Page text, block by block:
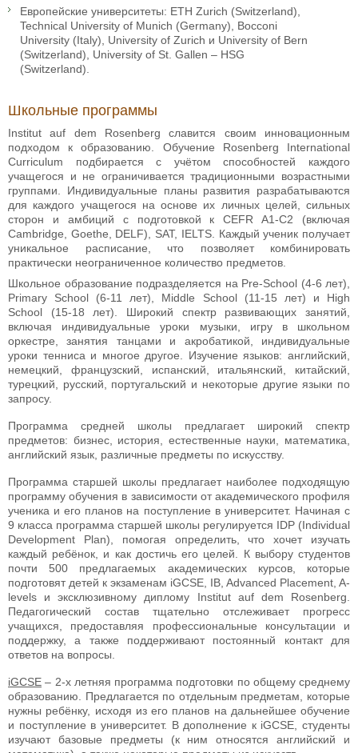
Европейские университеты: ETH Zurich (Switzerland),
Technical University of Munich (Germany), Bocconi
University (Italy), University of Zurich и University of Bern
(Switzerland), University of St. Gallen – HSG
(Switzerland).
Школьные программы
Institut auf dem Rosenberg славится своим инновационным
подходом к образованию. Обучение Rosenberg International
Curriculum подбирается с учётом способностей каждого
учащегося и не ограничивается традиционными возрастными
группами. Индивидуальные планы развития разрабатываются
для каждого учащегося на основе их личных целей, сильных
сторон и амбиций с подготовкой к CEFR A1-C2 (включая
Cambridge, Goethe, DELF), SAT, IELTS. Каждый ученик получает
уникальное расписание, что позволяет комбинировать
практически неограниченное количество предметов.
Школьное образование подразделяется на Pre-School (4-6 лет),
Primary School (6-11 лет), Middle School (11-15 лет) и High
School (15-18 лет). Широкий спектр развивающих занятий,
включая индивидуальные уроки музыки, игру в школьном
оркестре, занятия танцами и акробатикой, индивидуальные
уроки тенниса и многое другое. Изучение языков: английский,
немецкий, французский, испанский, итальянский, китайский,
турецкий, русский, португальский и некоторые другие языки по
запросу.
Программа средней школы предлагает широкий спектр
предметов: бизнес, история, естественные науки, математика,
английский язык, различные предметы по искусству.
Программа старшей школы предлагает наиболее подходящую
программу обучения в зависимости от академического профиля
ученика и его планов на поступление в университет. Начиная с
9 класса программа старшей школы регулируется IDP (Individual
Development Plan), помогая определить, что хочет изучать
каждый ребёнок, и как достичь его целей. К выбору студентов
почти 500 предлагаемых академических курсов, которые
подготовят детей к экзаменам iGCSE, IB, Advanced Placement, A-
levels и эксклюзивному диплому Institut auf dem Rosenberg.
Педагогический состав тщательно отслеживает прогресс
учащихся, предоставляя профессиональные консультации и
поддержку, а также поддерживают постоянный контакт для
ответов на вопросы.
iGCSE – 2-х летняя программа подготовки по общему среднему
образованию. Предлагается по отдельным предметам, которые
нужны ребёнку, исходя из его планов на дальнейшее обучение
и поступление в университет. В дополнение к iGCSE, студенты
изучают базовые предметы (к ним относятся английский и